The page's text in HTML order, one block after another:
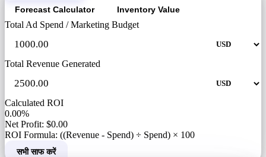
Forecast Calculator Inventory Value
Total Ad Spend / Marketing Budget
Total Revenue Generated
Calculated ROI
0.00%
Net Profit: $0.00
ROI Formula: ((Revenue - Spend) ÷ Spend) × 100
सभी साफ करें